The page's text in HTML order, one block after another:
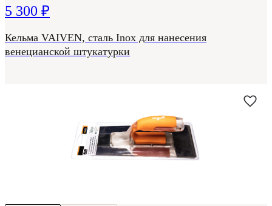
5 300 ₽
Кельма VAIVEN, сталь Inox для нанесения
венецианской штукатурки